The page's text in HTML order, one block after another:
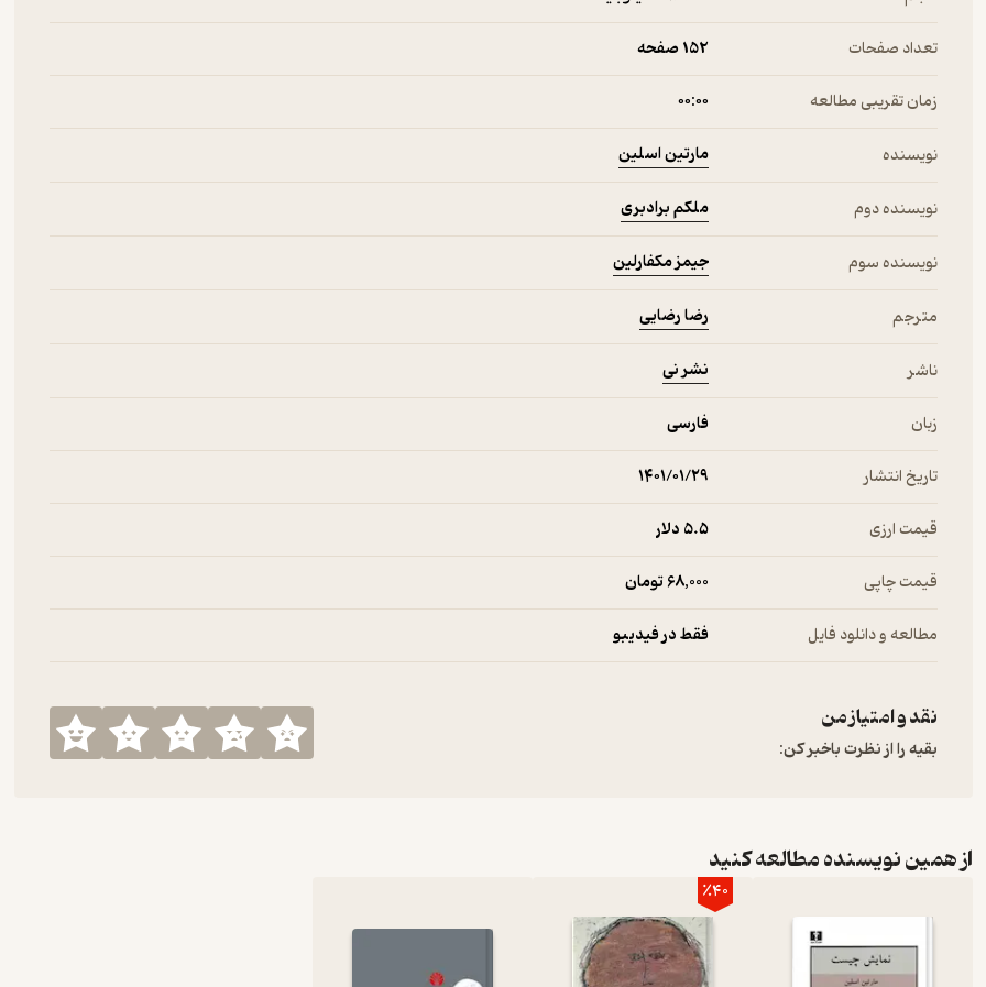
تعداد صفحات 152 صفحه
زمان تقریبی مطالعه ۰۰:۰۰
نویسنده مارتین اسلین
نویسنده دوم ملکم برادبری
نویسنده سوم جیمز مکفارلین
مترجم رضا رضایی
ناشر نشر نی
زبان فارسی
تاریخ انتشار ۱۴۰۱/۰۱/۲۹
قیمت ارزی 5.۵ دلار
قیمت چاپی 68,000 تومان
مطالعه و دانلود فایل فقط در فیدیبو
نقد و امتیاز من
بقیه را از نظرت باخبر کن:
از همین نویسنده مطالعه کنید
٪40